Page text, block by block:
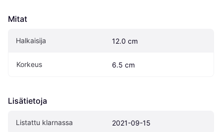
Mitat
Halkaisija 12.0 cm
Korkeus 6.5 cm
Lisätietoja
Listattu klarnassa 2021-09-15